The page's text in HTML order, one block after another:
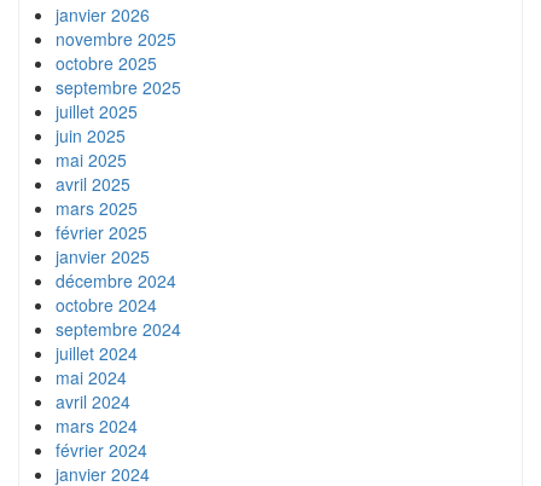
janvier 2026
novembre 2025
octobre 2025
septembre 2025
juillet 2025
juin 2025
mai 2025
avril 2025
mars 2025
février 2025
janvier 2025
décembre 2024
octobre 2024
septembre 2024
juillet 2024
mai 2024
avril 2024
mars 2024
février 2024
janvier 2024